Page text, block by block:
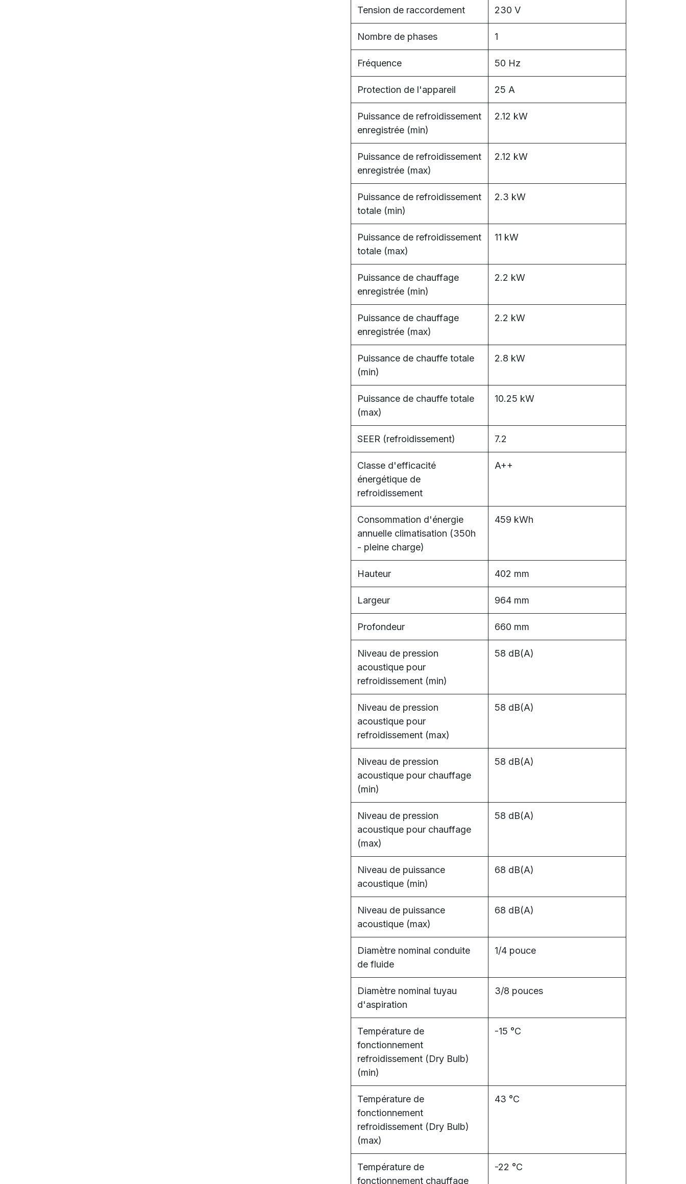
Tension de raccordement 230 V
Nombre de phases 1
Fréquence 50 Hz
Protection de l'appareil 25 A
Puissance de refroidissement
enregistrée (min)
2.12 kW
Puissance de refroidissement
enregistrée (max)
2.12 kW
Puissance de refroidissement
totale (min)
2.3 kW
Puissance de refroidissement
totale (max)
11 kW
Puissance de chauffage
enregistrée (min)
2.2 kW
Puissance de chauffage
enregistrée (max)
2.2 kW
Puissance de chauffe totale
(min)
2.8 kW
Puissance de chauffe totale
(max)
10.25 kW
SEER (refroidissement) 7.2
Classe d'efficacité
énergétique de
refroidissement
A++
Consommation d'énergie
annuelle climatisation (350h
- pleine charge)
459 kWh
Hauteur 402 mm
Largeur 964 mm
Profondeur 660 mm
Niveau de pression
acoustique pour
refroidissement (min)
58 dB(A)
Niveau de pression
acoustique pour
refroidissement (max)
58 dB(A)
Niveau de pression
acoustique pour chauffage
(min)
58 dB(A)
Niveau de pression
acoustique pour chauffage
(max)
58 dB(A)
Niveau de puissance
acoustique (min)
68 dB(A)
Niveau de puissance
acoustique (max)
68 dB(A)
Diamètre nominal conduite
de fluide
1/4 pouce
Diamètre nominal tuyau
d'aspiration
3/8 pouces
Température de
fonctionnement
refroidissement (Dry Bulb)
(min)
-15 °C
Température de
fonctionnement
refroidissement (Dry Bulb)
(max)
43 °C
Température de
fonctionnement chauffage
-22 °C